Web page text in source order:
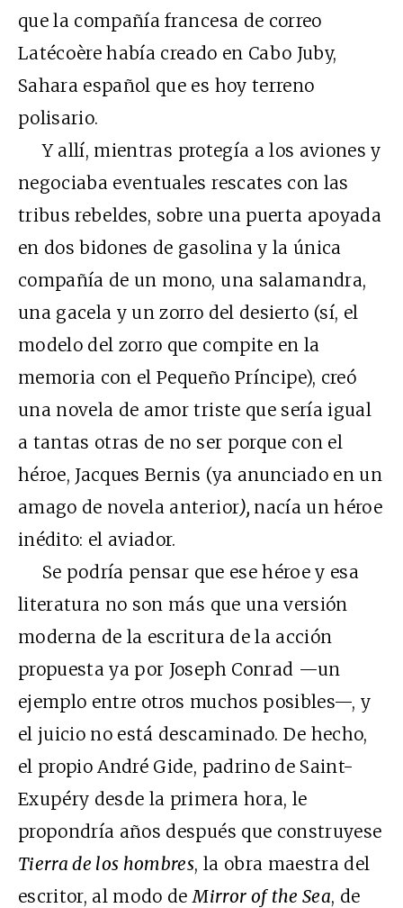
que la compañía francesa de correo
Latécoère había creado en Cabo Juby,
Sahara español que es hoy terreno
polisario.
Y allí, mientras protegía a los aviones y
negociaba eventuales rescates con las
tribus rebeldes, sobre una puerta apoyada
en dos bidones de gasolina y la única
compañía de un mono, una salamandra,
una gacela y un zorro del desierto (sí, el
modelo del zorro que compite en la
memoria con el Pequeño Príncipe), creó
una novela de amor triste que sería igual
a tantas otras de no ser porque con el
héroe, Jacques Bernis (ya anunciado en un
amago de novela anterior), nacía un héroe
inédito: el aviador.
Se podría pensar que ese héroe y esa
literatura no son más que una versión
moderna de la escritura de la acción
propuesta ya por Joseph Conrad —un
ejemplo entre otros muchos posibles—, y
el juicio no está descaminado. De hecho,
el propio André Gide, padrino de Saint-
Exupéry desde la primera hora, le
propondría años después que construyese
Tierra de los hombres, la obra maestra del
escritor, al modo de Mirror of the Sea, de